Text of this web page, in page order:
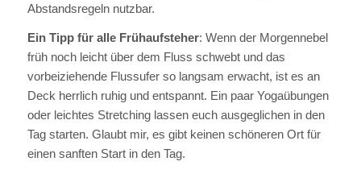
Abstandsregeln nutzbar.
Ein Tipp für alle Frühaufsteher: Wenn der Morgennebel
früh noch leicht über dem Fluss schwebt und das
vorbeiziehende Flussufer so langsam erwacht, ist es an
Deck herrlich ruhig und entspannt. Ein paar Yogaübungen
oder leichtes Stretching lassen euch ausgeglichen in den
Tag starten. Glaubt mir, es gibt keinen schöneren Ort für
einen sanften Start in den Tag.